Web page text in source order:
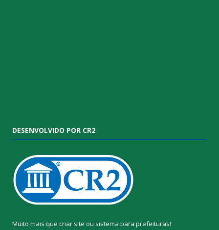
DESENVOLVIDO POR CR2
Muito mais que criar site ou sistema para prefeituras!